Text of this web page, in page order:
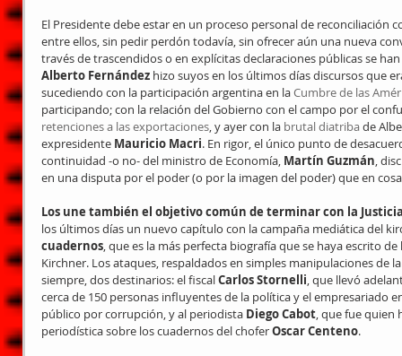
El Presidente debe estar en un proceso personal de reconciliación
entre ellos, sin pedir perdón todavía, sin ofrecer aún una nueva
través de trascendidos o en explícitas declaraciones públicas se
Alberto Fernández hizo suyos en los últimos días discursos que
sucediendo con la participación argentina en la Cumbre de las
participando; con la relación del Gobierno con el campo por el
retenciones a las exportaciones, y ayer con la brutal diatriba de
expresidente Mauricio Macri. En rigor, el único punto de
continuidad -o no- del ministro de Economía, Martín Guzmán,
en una disputa por el poder (o por la imagen del poder) que en
Los une también el objetivo común de terminar con la
los últimos días un nuevo capítulo con la campaña mediática del
cuadernos, que es la más perfecta biografía que se haya escrito
Kirchner. Los ataques, respaldados en simples manipulaciones de
siempre, dos destinarios: el fiscal Carlos Stornelli, que llevó
cerca de 150 personas influyentes de la política y el empresariado
público por corrupción, y al periodista Diego Cabot, que fue quien
periodística sobre los cuadernos del chofer Oscar Centeno.